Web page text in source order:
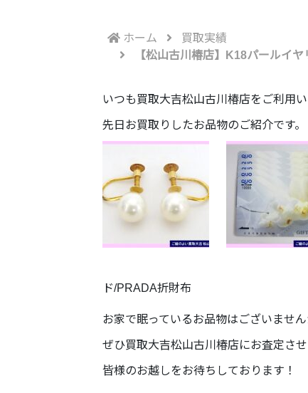
ホーム
買取実績
【松山古川椿店】K18パールイ
いつも買取大吉松山古川椿店をご利用
先日お買取りしたお品物のご紹介です。
ド/PRADA折財布
お家で眠っているお品物はございません
ぜひ買取大吉松山古川椿店にお査定さ
皆様のお越しをお待ちしております！